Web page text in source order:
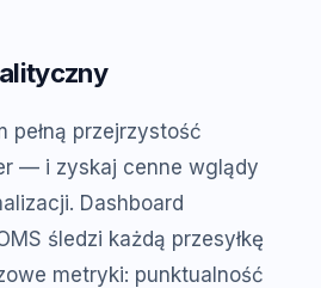
pełną przejrzystość
— i zyskaj cenne wglądy
Dashboard
śledzi każdą przesyłkę
metryki: punktualność